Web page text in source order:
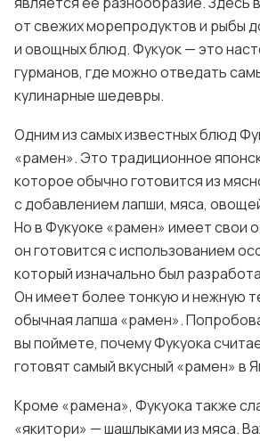
от свежих морепродуктов и рыбы
и овощных блюд. Фукуок — это
гурманов, где можно отведать
кулинарные шедевры.
Одним из самых известных блюд
«рамен». Это традиционное
которое обычно готовится из
с добавлением лапши, мяса,
Но в Фукуоке «рамен» имеет свои
он готовится с использованием
который изначально был
Он имеет более тонкую и нежную
обычная лапша «рамен».
вы поймете, почему Фукуока
готовят самый вкусный «рамен» в
Кроме «рамена», Фукуока также
«якитори» — шашлыками из мяса.